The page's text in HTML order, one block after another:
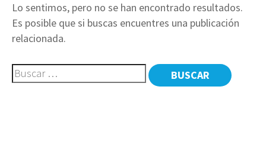
Lo sentimos, pero no se han encontrado resultados.
Es posible que si buscas encuentres una publicación
relacionada.
Buscar: